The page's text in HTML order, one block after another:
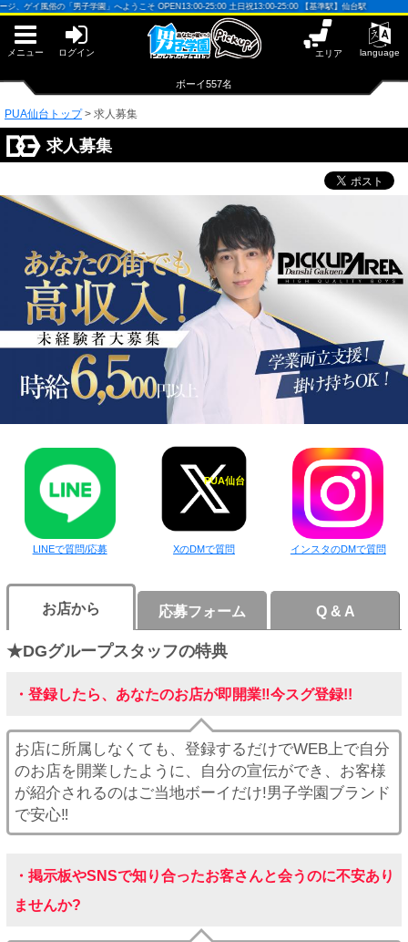
俗の「男子学園」へようこそ OPEN13:00-25:00 土日祝13:00-25:00 【基準駅】仙台駅
PUA仙台
メニュー ログイン エリア language
ボーイ557名
サテライト大宮
PUA柏
PUA'八重洲
PUA'池袋
PUA'羽田
PUA'吉祥寺
PUA町田
×閉じる
PUA四日市
PUA津
×閉じる
PUA和歌山
PUA奈良
PUA加古川
PUA姫路
×閉じる
PUA鹿児島
PUA仙台トップ> 求人募集
求人募集
LINEで質問/応募 XのDMで質問 インスタのDMで質問
お店から 応募フォーム Q & A
★DGグループスタッフの特典
・登録したら、あなたのお店が即開業‼今スグ登録!!
お店に所属しなくても、登録するだけでWEB上で自分
のお店を開業したように、自分の宣伝ができ、お客様
が紹介されるのはご当地ボーイだけ!男子学園ブランド
で安心‼︎
・掲示板やSNSで知り合ったお客さんと会うのに不安あり
ませんか?